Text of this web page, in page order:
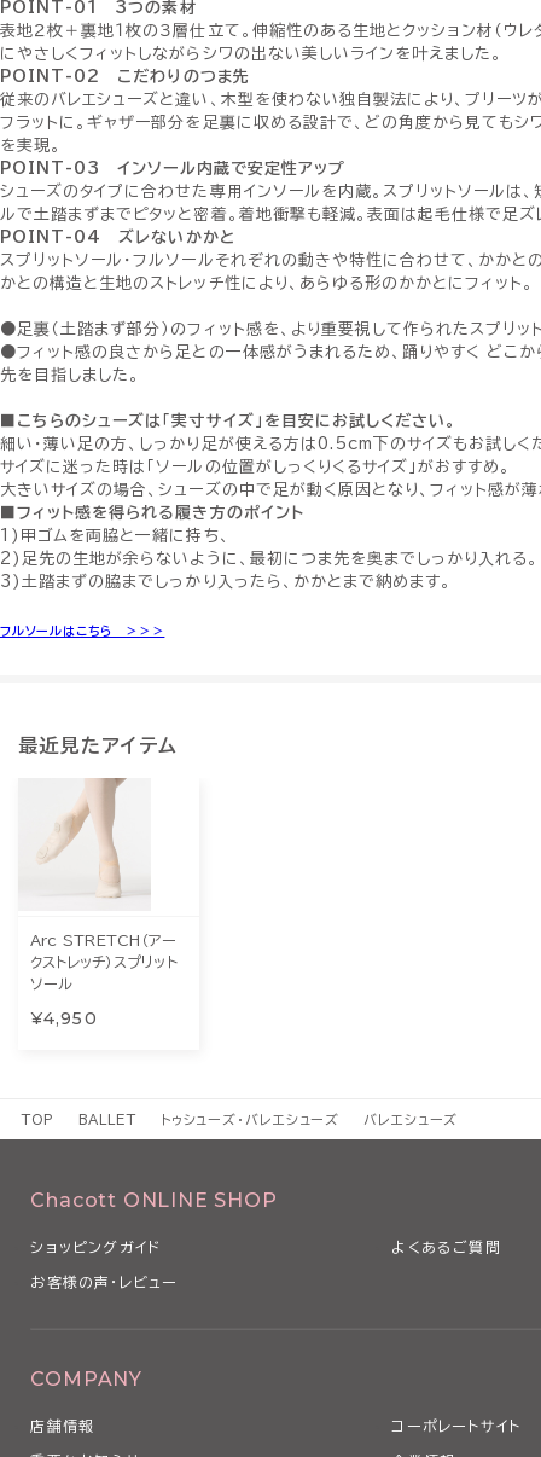
POINT-01 3つの素材
表地２枚＋裏地１枚の３層仕立て。伸縮性のある生地とクッション材（ウレ
にやさしくフィットしながらシワの出ない美しいラインを叶えました。
POINT-02 こだわりのつま先
従来のバレエシューズと違い、木型を使わない独自製法により、プリーツ
フラットに。ギャザー部分を足裏に収める設計で、どの角度から見てもシ
を実現。
POINT-03 インソール内蔵で安定性アップ
シューズのタイプに合わせた専用インソールを内蔵。スプリットソールは
ルで土踏まずまでピタッと密着。着地衝撃も軽減。表面は起毛仕様で足ズ
POINT-04 ズレないかかと
スプリットソール・フルソールそれぞれの動きや特性に合わせて、かかと
かとの構造と生地のストレッチ性により、あらゆる形のかかとにフィット。
●足裏（土踏まず部分）のフィット感を、より重要視して作られたスプリッ
●フィット感の良さから足との一体感がうまれるため、踊りやすく どこ
先を目指しました。
■こちらのシューズは「実寸サイズ」を目安にお試しください。
細い・薄い足の方、しっかり足が使える方は0.5cm下のサイズもお試しく
サイズに迷った時は「ソールの位置がしっくりくるサイズ」がおすすめ。
大きいサイズの場合、シューズの中で足が動く原因となり、フィット感が
■フィット感を得られる履き方のポイント
1)甲ゴムを両脇と一緒に持ち、
2)足先の生地が余らないように、最初につま先を奥までしっかり入れる。
3)土踏まずの脇までしっかり入ったら、かかとまで納めます。
フルソールはこちら ＞＞＞
最近見たアイテム
Arc STRETCH（アー
クストレッチ）スプリット
ソール
¥4,950
TOP BALLET トゥシューズ・バレエシューズ バレエシューズ
Chacott ONLINE SHOP
ショッピングガイド よくあるご質問
お客様の声・レビュー
COMPANY
店舗情報 コーポレートサイト